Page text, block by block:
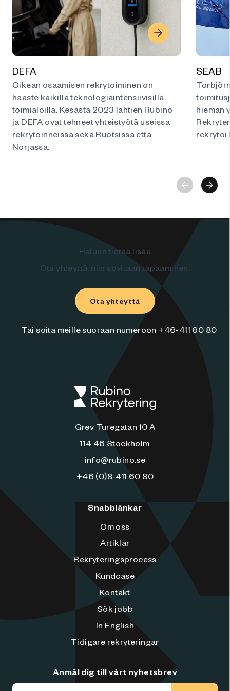
DEFA
Oikean osaamisen rekrytoiminen on
haaste kaikilla teknologiaintensiivisillä
toimialoilla. Kesästä 2023 lähtien Rubino
ja DEFA ovat tehneet yhteistyötä useissa
rekrytoinneissa sekä Ruotsissa että
Norjassa.
SEAB
hieman
rekrytoi
Haluan tietää lisää
Ota yhteyttä, niin sovitaan tapaaminen.
Ota yhteyttä
Tai soita meille suoraan numeroon +46-411 60 80
Grev Turegatan 10 A
114 46 Stockholm
info@rubino.se
+46 (0)8-411 60 80
Snabblänkar
Om oss
Artiklar
Rekryteringsprocess
Kundcase
Kontakt
Sök jobb
In English
Tidigare rekryteringar
Anmäl dig till vårt nyhetsbrev